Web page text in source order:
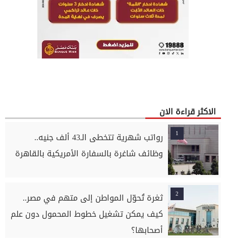
الاكثر قراءة الان
1
رواتب شهرية تتخطى الـ43 ألف جنيه..
وظائف شاغرة بالسفارة الأمريكية بالقاهرة
2
ثغرة تُحوّل المواطن إلى متهم في مصر..
كيف يمكن تشغيل خطوط المحمول دون علم
أصحابها؟